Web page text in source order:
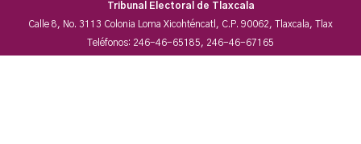
Tribunal Electoral de Tlaxcala
Calle 8, No. 3113 Colonia Loma Xicohténcatl, C.P. 90062, Tlaxcala, Tlax
Teléfonos: 246-46-65185, 246-46-67165